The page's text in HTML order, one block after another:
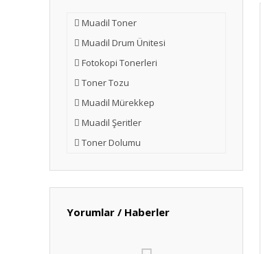
Muadil Toner
Muadil Drum Ünitesi
Fotokopi Tonerleri
Toner Tozu
Muadil Mürekkep
Muadil Şeritler
Toner Dolumu
Yorumlar / Haberler